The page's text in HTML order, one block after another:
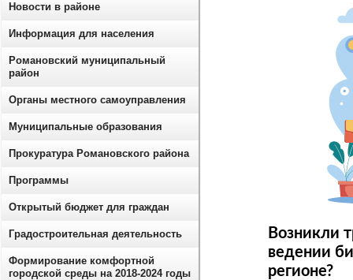
Возникли
ведении
регионе?
Новости в районе
Информация для населения
Романовский муниципальный
район
Органы местного самоуправления
Муниципальные образования
Прокуратура Романовского района
Программы
Открытый бюджет для граждан
Градостроительная деятельность
Формирование комфортной
городской среды на 2018-2024 годы